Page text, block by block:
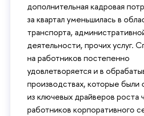
дополнительная кадровая
за квартал уменьшилась в
транспорта,
деятельности, прочих услуг.
на работников постепенно
удовлетворяется и в
производствах, которые были
из ключевых драйверов роста
работников корпоративного